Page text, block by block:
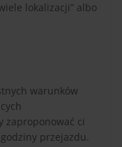
lokalizacji” albo
warunków
zaproponować ci
przejazdu.